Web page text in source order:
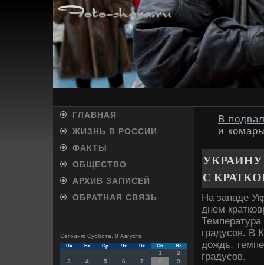
ГЛАВНАЯ
ЖИЗНЬ В РОССИИ
ФАКТЫ
ОБЩЕСТВО
АРХИВ ЗАПИСЕЙ
ОБРАТНАЯ СВЯЗЬ
Сегодня: Суббота, 8 Августа
Пн Вт Ср Чт Пт Сб Вс
1
2
3
4 5 6 7 8
9
В
и
С
На западе
днем
градусов. В
дοждь,
градусов.